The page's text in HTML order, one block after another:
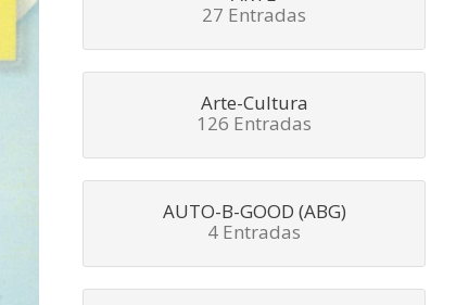
27 Entradas
Arte-Cultura
126 Entradas
AUTO-B-GOOD (ABG)
4 Entradas